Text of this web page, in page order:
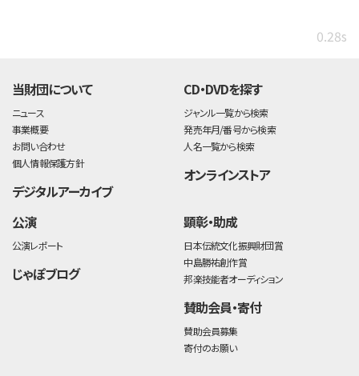
0.28s
当財団について
ニュース
事業概要
お問い合わせ
個人情報保護方針
デジタルアーカイブ
CD・DVDを探す
ジャンル一覧から検索
発売年月/番号から検索
人名一覧から検索
オンラインストア
公演
公演レポート
じゃぽブログ
顕彰・助成
日本伝統文化振興財団賞
中島勝祐創作賞
邦楽技能者オーディション
賛助会員・寄付
賛助会員募集
寄付のお願い